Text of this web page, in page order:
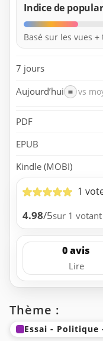
Indice de
Basé sur les vues
7 jours
Aujourd’hui = vs
PDF
EPUB
Kindle (MOBI)
1
4.98/5sur 1 votant
0 avis
Lire
Thème :
Essai - Politique